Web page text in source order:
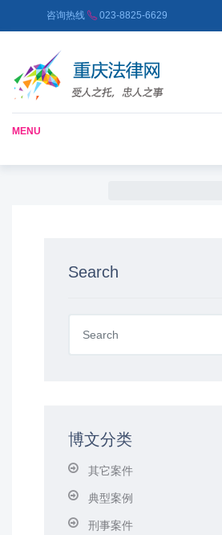
咨询热线 023-8825-6629
MENU
Search
博文分类
其它案件
典型案例
刑事案件